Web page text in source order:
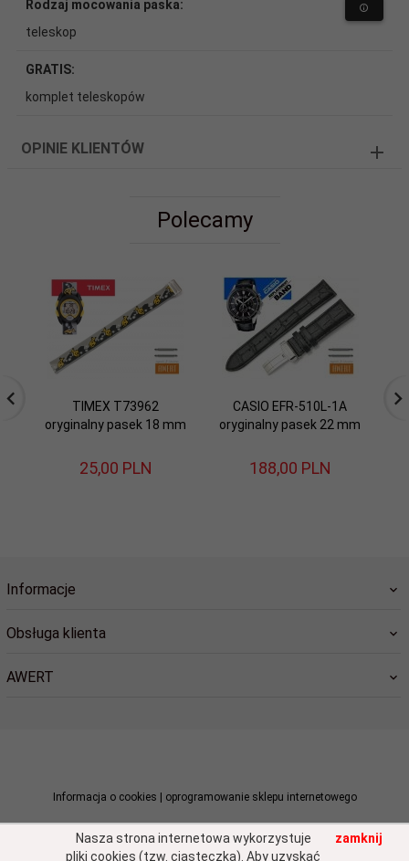
Rodzaj mocowania paska:
teleskop
GRATIS:
komplet teleskopów
OPINIE KLIENTÓW
Polecamy
TIMEX T73962
oryginalny pasek 18 mm
25,00 PLN
CASIO EFR-510L-1A
oryginalny pasek 22 mm
188,00 PLN
Informacje
Obsługa klienta
AWERT
Informacja o cookies | oprogramowanie sklepu internetowego
Nasza strona internetowa wykorzystuje
pliki cookies (tzw. ciasteczka). Aby uzyskać
zamknij